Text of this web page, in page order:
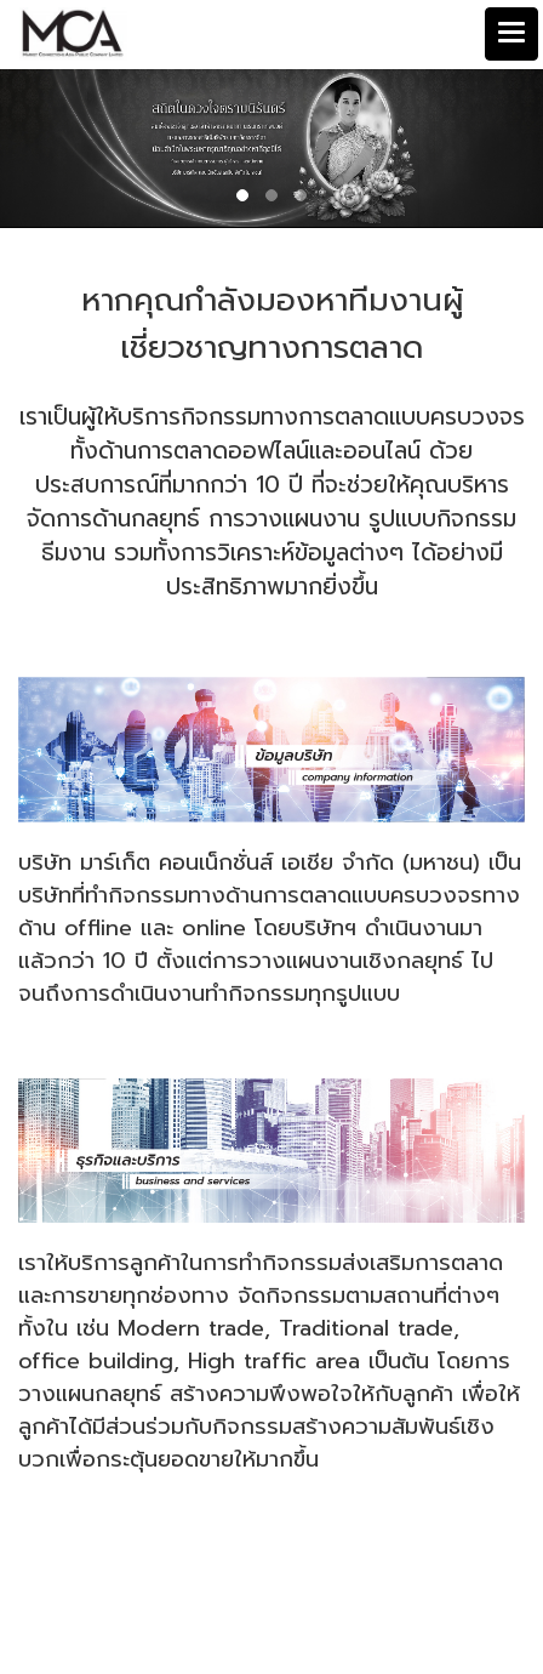
หากคุณกำลังมองหาทีมงานผู้
เชี่ยวชาญทางการตลาด
เราเป็นผู้ให้บริการกิจกรรมทางการตลาดแบบครบวงจร
ทั้งด้านการตลาดออฟไลน์และออนไลน์ ด้วย
ประสบการณ์ที่มากกว่า 10 ปี ที่จะช่วยให้คุณบริหาร
จัดการด้านกลยุทธ์ การวางแผนงาน รูปแบบกิจกรรม
ธีมงาน รวมทั้งการวิเคราะห์ข้อมูลต่างๆ ได้อย่างมี
ประสิทธิภาพมากยิ่งขึ้น
บริษัท มาร์เก็ต คอนเน็กชั่นส์ เอเชีย จำกัด (มหาชน) เป็น
บริษัทที่ทำกิจกรรมทางด้านการตลาดแบบครบวงจรทาง
ด้าน offline และ online โดยบริษัทฯ ดำเนินงานมา
แล้วกว่า 10 ปี ตั้งแต่การวางแผนงานเชิงกลยุทธ์ ไป
จนถึงการดำเนินงานทำกิจกรรมทุกรูปแบบ
เราให้บริการลูกค้าในการทำกิจกรรมส่งเสริมการตลาด
และการขายทุกช่องทาง จัดกิจกรรมตามสถานที่ต่างๆ
ทั้งใน เช่น Modern trade, Traditional trade,
office building, High traffic area เป็นต้น โดยการ
วางแผนกลยุทธ์ สร้างความพึงพอใจให้กับลูกค้า เพื่อให้
ลูกค้าได้มีส่วนร่วมกับกิจกรรมสร้างความสัมพันธ์เชิง
บวกเพื่อกระตุ้นยอดขายให้มากขึ้น